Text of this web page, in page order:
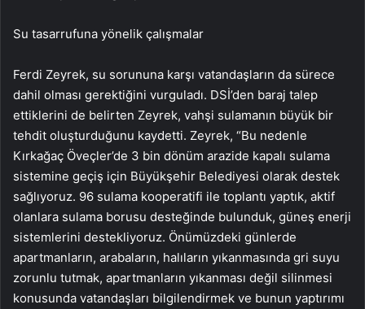
Su tasarrufuna yönelik çalışmalar
Ferdi Zeyrek, su sorununa karşı vatandaşların da sürece
dahil olması gerektiğini vurguladı. DSİ’den baraj talep
ettiklerini de belirten Zeyrek, vahşi sulamanın büyük bir
tehdit oluşturduğunu kaydetti. Zeyrek, “Bu nedenle
Kırkağaç Öveçler’de 3 bin dönüm arazide kapalı sulama
sistemine geçiş için Büyükşehir Belediyesi olarak destek
sağlıyoruz. 96 sulama kooperatifi ile toplantı yaptık, aktif
olanlara sulama borusu desteğinde bulunduk, güneş enerji
sistemlerini destekliyoruz. Önümüzdeki günlerde
apartmanların, arabaların, halıların yıkanmasında gri suyu
zorunlu tutmak, apartmanların yıkanması değil silinmesi
konusunda vatandaşları bilgilendirmek ve bunun yaptırımı